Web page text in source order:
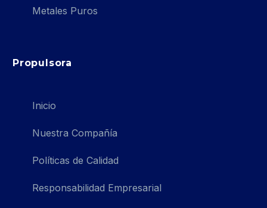
Metales Puros
Propulsora
Inicio
Nuestra Compañía
Políticas de Calidad
Responsabilidad Empresarial